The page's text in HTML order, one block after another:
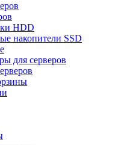
HDD
накопители SSD
для серверов